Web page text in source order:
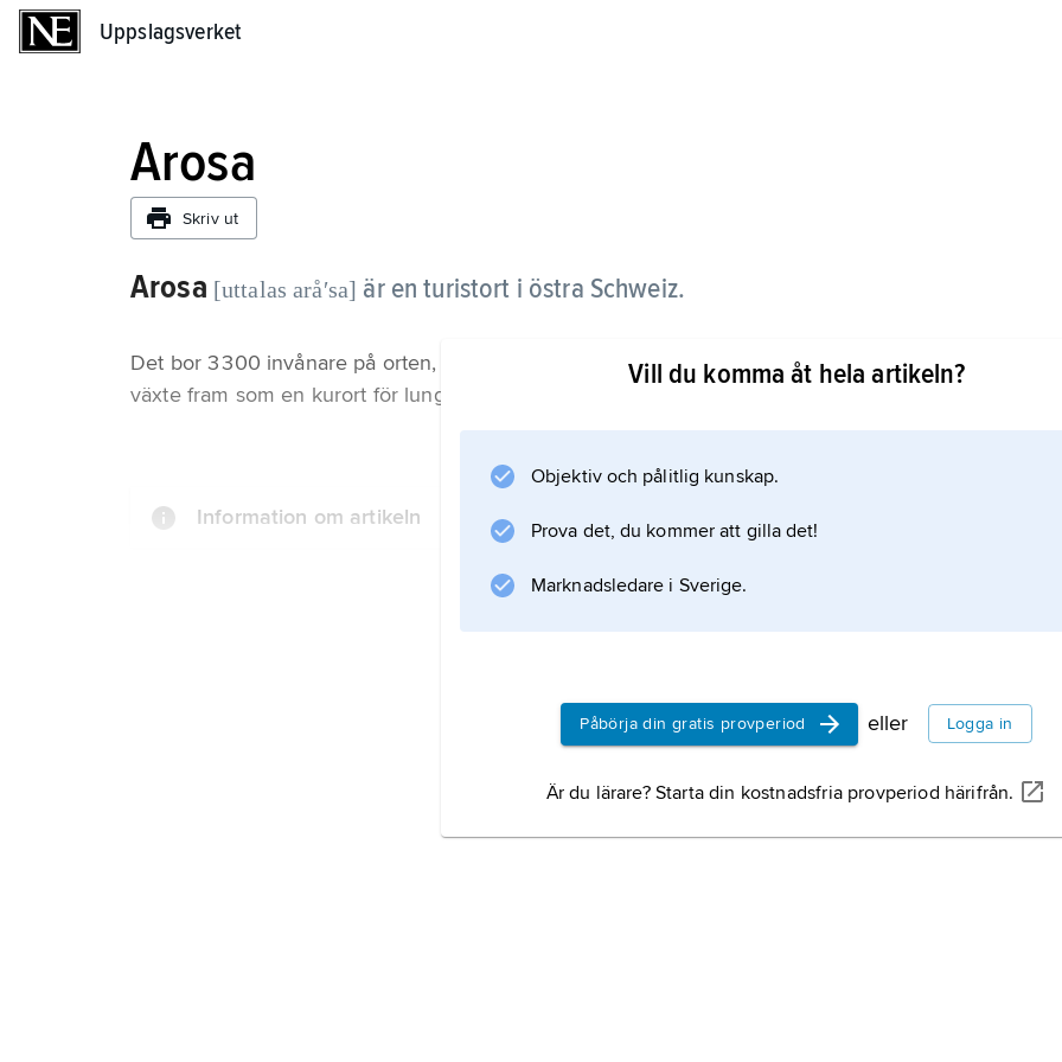
Uppslagsverket
Arosa
Skriv ut
Arosa [uttalas aråʹsa] är en turistort i östra Schweiz.
Det bor 3 300 invånare på orten, men under vintersäsongen mångdubblas invånartalet. Arosa
växte fram som en kurort för lungsjuka men är nu känd som skidort.
Information om artikeln
Vill du komma åt hela artikeln?
Objektiv och pålitlig kunskap.
Prova det, du kommer att gilla det!
Marknadsledare i Sverige.
Påbörja din gratis provperiod eller Logga in
Är du lärare? Starta din kostnadsfria provperiod härifrån.